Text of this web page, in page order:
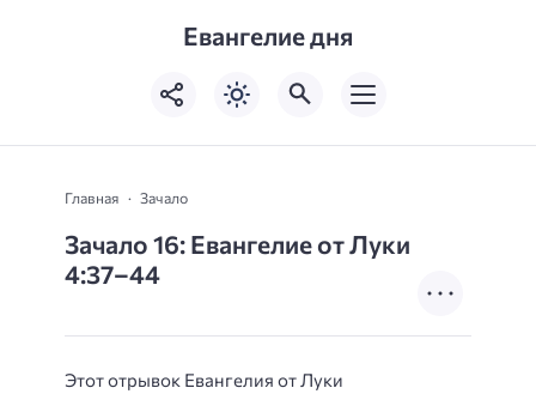
Евангелие дня
Главная Зачало
Зачало 16: Евангелие от Луки
4:37–44
Этот отрывок Евангелия от Луки